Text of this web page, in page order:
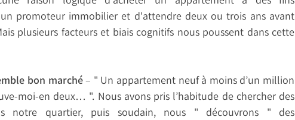
promoteur immobilier et d'attendre deux ou trois ans avant
plusieurs facteurs et biais cognitifs nous poussent dans cette
bon marché– " Un appartement neuf à moins d’un million
moi-en deux… ". Nous avons pris l’habitude de chercher des
notre quartier, puis soudain, nous " découvrons " des